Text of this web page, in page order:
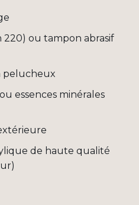
220) ou tampon abrasif
pelucheux
essences minérales
de haute qualité
)